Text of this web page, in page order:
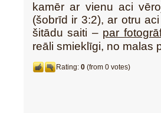
kamēr ar vienu aci
(šobrīd ir 3:2), ar otru
šitādu saiti – par
reāli smieklīgi, no malas
Rating: 0 (from 0 votes)